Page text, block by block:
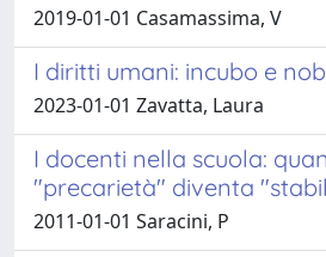
2019-01-01 Casamassima, V
I diritti umani: incubo e
2023-01-01 Zavatta, Laura
I docenti nella scuola:
"precarietà" diventa
2011-01-01 Saracini, P